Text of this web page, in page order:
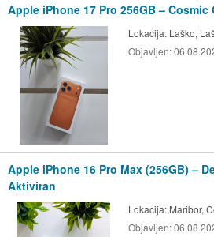
Apple iPhone 17 Pro 256GB – Cosmic
Lokacija: Laško,
Objavljen:
Apple iPhone 16 Pro Max (256GB) –
Aktiviran
Lokacija: Maribor,
Objavljen: